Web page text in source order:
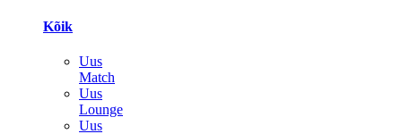
Kõik
Uus
Match
Uus
Lounge
Uus